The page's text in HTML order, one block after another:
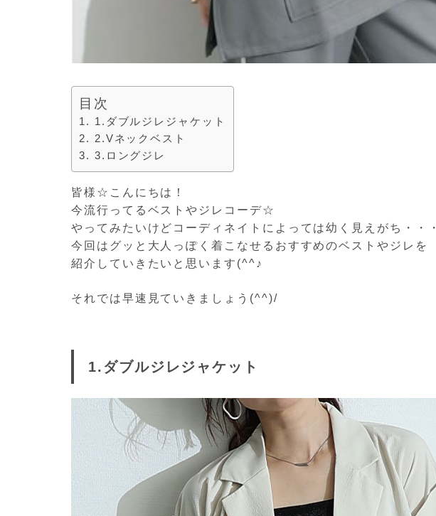
目次
1.ダブルジレジャケット
2.Vネックベスト
3.ロングジレ
皆様☆こんにちは！
今流行ってるベストやジレコーデ☆
やってみたいけどコーディネイトによっては幼く見えがち・・・
今回はグッと大人っぽく着こなせるおすすめのベストやジレを
紹介していきたいと思います(^^♪
それでは早速見ていきましょう(^^)/
1.ダブルジレジャケット